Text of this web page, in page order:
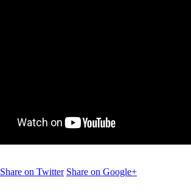
Share on Twitter Share on Google+